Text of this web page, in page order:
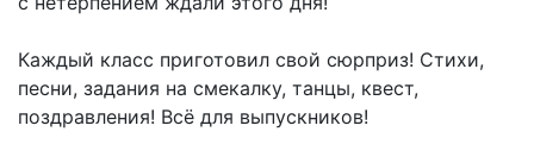
Каждый класс приготовил свой сюрприз! Стихи,
песни, задания на смекалку, танцы, квест,
поздравления! Всё для выпускников!